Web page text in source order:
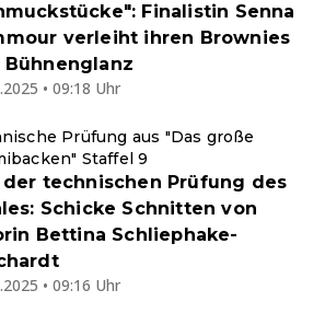
Finalistin Senna
verleiht ihren Brownies
Bühnenglanz
• 09:18 Uhr
Prüfung aus "Das große
Staffel 9
der technischen Prüfung des
Schicke Schnitten von
Bettina Schliephake-
• 09:16 Uhr